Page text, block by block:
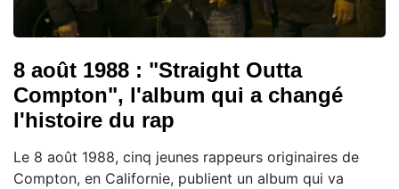
8 août 1988 : "Straight Outta
Compton", l'album qui a changé
l'histoire du rap
Le 8 août 1988, cinq jeunes rappeurs originaires de
Compton, en Californie, publient un album qui va